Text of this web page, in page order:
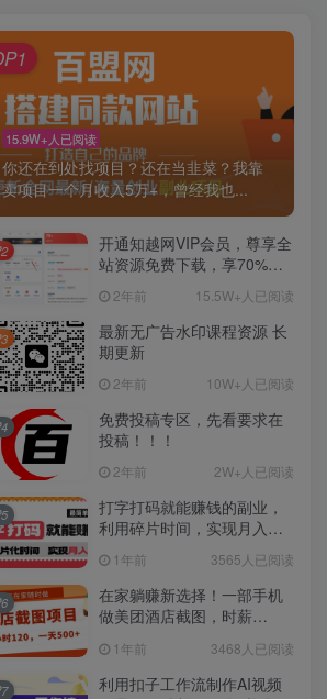
15.9W+人已阅读
你还在到处找项目？还在当韭菜？我靠
卖项目一个月收入5万+，曾经我也...
开通知越网VIP会员，尊享全
站资源免费下载，享70%的
惠】2年前 15.5W+人已阅读
最新无广告水印课程资源 长
期更新
2年前 10W+人已阅读
免费投稿专区，先看要求在
投稿！！！
2年前 2W+人已阅读
打字打码就能赚钱的副业，
利用碎片时间，实现月入过
1年前 3565人已阅读
在家躺赚新选择！一部手机
做美团酒店截图，时薪
1年前 3468人已阅读
利用扣子工作流制作AI视频